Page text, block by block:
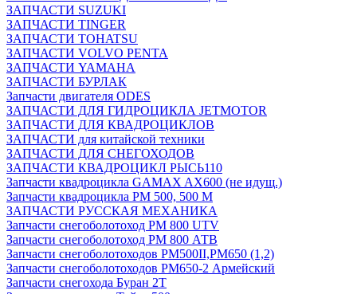
ЗАПЧАСТИ SUZUKI
ЗАПЧАСТИ TINGER
ЗАПЧАСТИ TOHATSU
ЗАПЧАСТИ VOLVO PENTA
ЗАПЧАСТИ YAMAHA
ЗАПЧАСТИ БУРЛАК
Запчасти двигателя ODES
ЗАПЧАСТИ ДЛЯ ГИДРОЦИКЛА JETMOTOR
ЗАПЧАСТИ ДЛЯ КВАДРОЦИКЛОВ
ЗАПЧАСТИ для китайской техники
ЗАПЧАСТИ ДЛЯ СНЕГОХОДОВ
ЗАПЧАСТИ КВАДРОЦИКЛ РЫСЬ110
Запчасти квадроцикла GAMAX AX600 (не идущ.)
Запчасти квадроцикла РМ 500, 500 М
ЗАПЧАСТИ РУССКАЯ МЕХАНИКА
Запчасти снегоболотоход РМ 800 UTV
Запчасти снегоболотоход РМ 800 АТВ
Запчасти снегоболотоходов РМ500II,РМ650 (1,2)
Запчасти снегоболотоходов РМ650-2 Армейский
Запчасти снегохода Буран 2Т